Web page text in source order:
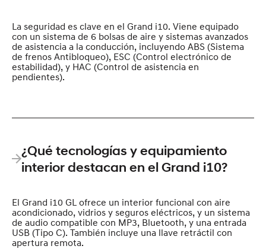
La seguridad es clave en el Grand i10. Viene equipado
con un sistema de 6 bolsas de aire y sistemas avanzados
de asistencia a la conducción, incluyendo ABS (Sistema
de frenos Antibloqueo), ESC (Control electrónico de
estabilidad), y HAC (Control de asistencia en
pendientes).
¿Qué tecnologías y equipamiento
interior destacan en el Grand i10?
El Grand i10 GL ofrece un interior funcional con aire
acondicionado, vidrios y seguros eléctricos, y un sistema
de audio compatible con MP3, Bluetooth, y una entrada
USB (Tipo C). También incluye una llave retráctil con
apertura remota.